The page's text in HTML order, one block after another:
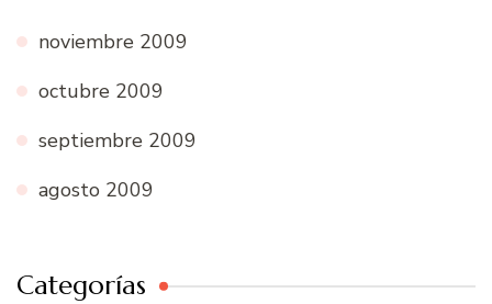
noviembre 2009
octubre 2009
septiembre 2009
agosto 2009
Categorías